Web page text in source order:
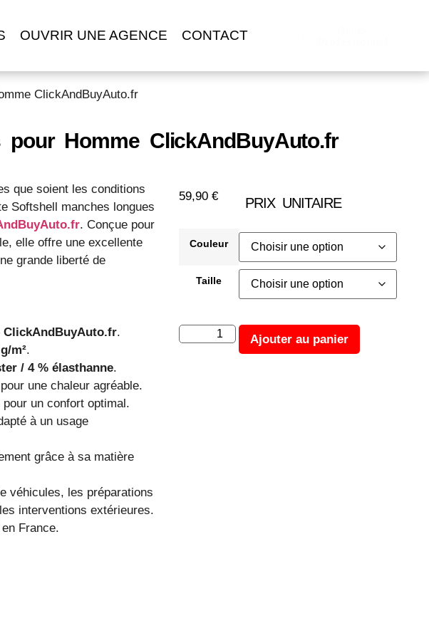
OUVRIR UNE AGENCE CONTACT
ClickAndBuyAuto.fr
Homme ClickAndBuyAuto.fr
que soient les conditions
Softshell manches longues
. Conçue pour
elle offre une excellente
grande liberté de
ClickAndBuyAuto.fr.
m².
/ 4 % élasthanne.
une chaleur agréable.
un confort optimal.
à un usage
grâce à sa matière
véhicules, les préparations
interventions extérieures.
France.
59,90 € PRIX UNITAIRE
Couleur
Taille
Ajouter au panier